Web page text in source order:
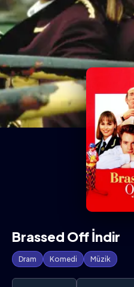
Film Kategorileri
Dizi Kategorileri
Brassed Off İndir
Dram Komedi Müzik